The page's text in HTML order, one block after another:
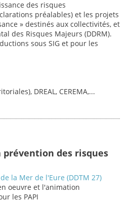
des risques
préalables) et les projets
» destinés aux collectivités, et
des Risques Majeurs (DDRM).
sous SIG et pour les
DREAL, CEREMA,...
prévention des risques
la Mer de l'Eure (DDTM 27)
oeuvre et l'animation
les PAPI